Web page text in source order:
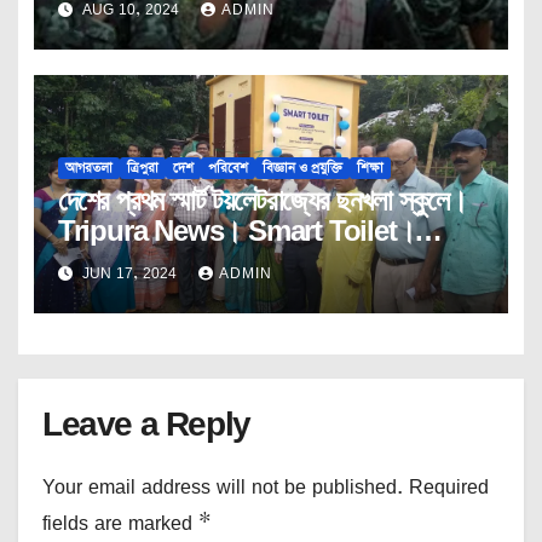
India। North East। Insurgency।
NLFT।Janatar Mashal।
AUG 10, 2024 ADMIN
আগরতলা ত্রিপুরা দেশ পরিবেশ বিজ্ঞান ও প্রযুক্তি শিক্ষা
দেশের প্রথম স্মার্ট টয়লেটরাজ্যের ছনখলা স্কুলে।
Tripura News। Smart Toilet।
Janatar Mashal ।
JUN 17, 2024 ADMIN
Leave a Reply
Your email address will not be published. Required
fields are marked *